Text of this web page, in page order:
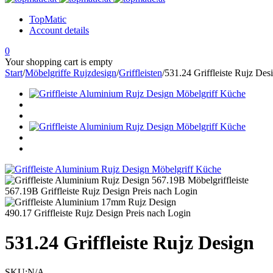
TopMatic
Account details
0
Your shopping cart is empty
Start/Möbelgriffe Rujzdesign/Griffleisten/531.24 Griffleiste Rujz
567.19B Griffleiste Rujz Design Preis nach Login
490.17 Griffleiste Rujz Design Preis nach Login
531.24 Griffleiste Rujz Design